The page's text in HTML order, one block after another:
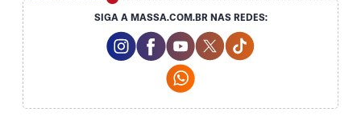
SIGA A MASSA.COM.BR NAS REDES:
Instagram Social Media
Facebook Social Media
Youtube Social Media
Twitter Social Media
Tiktok Social